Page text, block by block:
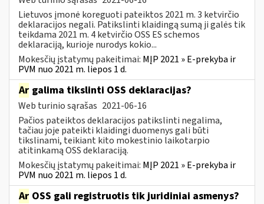
Lietuvos įmonė koreguoti pateiktos 2021 m. 3 ketvirčio
deklaracijos negali. Patikslinti klaidingą sumą ji galės tik
teikdama 2021 m. 4 ketvirčio OSS ES schemos
deklaraciją, kurioje nurodys kokio...
Mokesčių įstatymų pakeitimai: MĮP 2021 » E-prekyba ir
PVM nuo 2021 m. liepos 1 d.
Ar galima tikslinti OSS deklaracijas?
Web turinio sąrašas 2021-06-16
Pačios pateiktos deklaracijos patikslinti negalima,
tačiau joje pateikti klaidingi duomenys gali būti
tikslinami, teikiant kito mokestinio laikotarpio
atitinkamą OSS deklaraciją.
Mokesčių įstatymų pakeitimai: MĮP 2021 » E-prekyba ir
PVM nuo 2021 m. liepos 1 d.
Ar OSS gali registruotis tik juridiniai asmenys?